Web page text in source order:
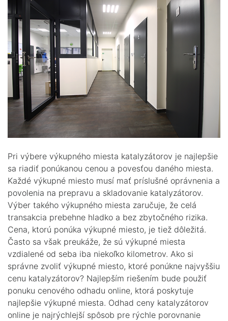
Pri výbere výkupného miesta katalyzátorov je najlepšie
sa riadiť ponúkanou cenou a povesťou daného miesta.
Každé výkupné miesto musí mať príslušné oprávnenia a
povolenia na prepravu a skladovanie katalyzátorov.
Výber takého výkupného miesta zaručuje, že celá
transakcia prebehne hladko a bez zbytočného rizika.
Cena, ktorú ponúka výkupné miesto, je tiež dôležitá.
Často sa však preukáže, že sú výkupné miesta
vzdialené od seba iba niekoľko kilometrov. Ako si
správne zvoliť výkupné miesto, ktoré ponúkne najvyššiu
cenu katalyzátorov? Najlepším riešením bude použiť
ponuku cenového odhadu online, ktorá poskytuje
najlepšie výkupné miesta. Odhad ceny katalyzátorov
online je najrýchlejší spôsob pre rýchle porovnanie